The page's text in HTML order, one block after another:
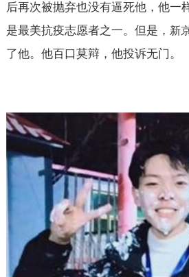
后再次被抛弃也没有逼死他，他一
是最美抗疫志愿者之一。但是， 新
了他。他百口莫辩，他投诉无门。